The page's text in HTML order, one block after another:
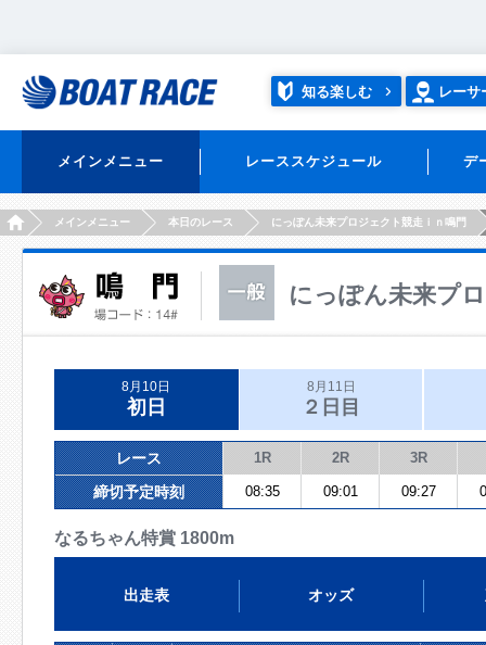
知る楽しむ レーサ
メインメニュー レーススケジュール デ
HOMEメインメニュー 本日のレース にっぽん未来プロジェクト競走ｉｎ鳴門
にっぽん未来プ
8月10日
初日
8月11日
２日目
レース 1R 2R 3R
締切予定時刻 08:35 09:01 09:27
なるちゃん特賞 1800m
出走表 オッズ